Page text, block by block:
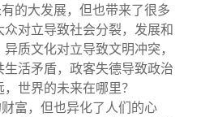
的大发展，但也带来了很多
对立导致社会分裂，发展和
质文化对立导致文明冲突，
活矛盾，政客失德导致政治
世界的未来在哪里？
富，但也异化了人们的心